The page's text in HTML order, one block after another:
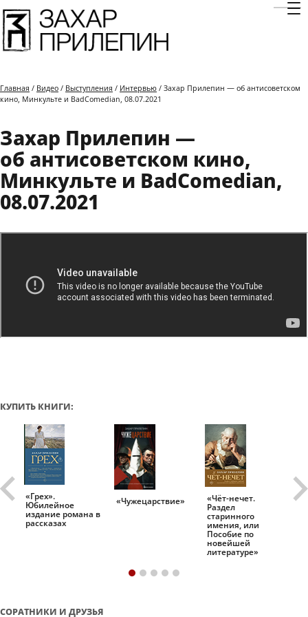
Главная / Видео / Выступления / Интервью / Захар Прилепин — об антисоветском
кино, Минкульте и BadComedian, 08.07.2021
Захар Прилепин —
об антисоветском кино,
Минкульте и BadComedian,
08.07.2021
КУПИТЬ КНИГИ:
«Грех».
Юбилейное
издание романа в
рассказах
«Чужецарствие» «Чёт-нечет.
Раздел
старинного
имения, или
Пособие по
новейшей
литературе»
СОРАТНИКИ И ДРУЗЬЯ